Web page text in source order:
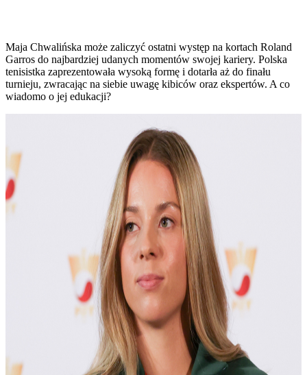
Maja Chwalińska może zaliczyć ostatni występ na kortach Roland
Garros do najbardziej udanych momentów swojej kariery. Polska
tenisistka zaprezentowała wysoką formę i dotarła aż do finału
turnieju, zwracając na siebie uwagę kibiców oraz ekspertów. A co
wiadomo o jej edukacji?